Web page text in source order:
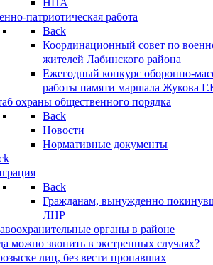
НПА
патриотическая работа
Back
Координационный совет по
жителей Лабинского района
Ежегодный конкурс оборонно-
работы памяти маршала Жукова
охраны общественного порядка
Back
Новости
Нормативные документы
Back
Гражданам, вынужденно
ЛНР
органы в районе
можно звонить в экстренных случаях?
лиц, без вести пропавших